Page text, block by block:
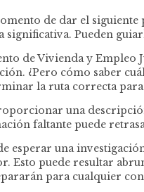
de dar el
Pueden
de Vivienda y
¿Pero cómo saber
la ruta correcta
una
faltante puede
esperar una
puede resultar
para cualquier